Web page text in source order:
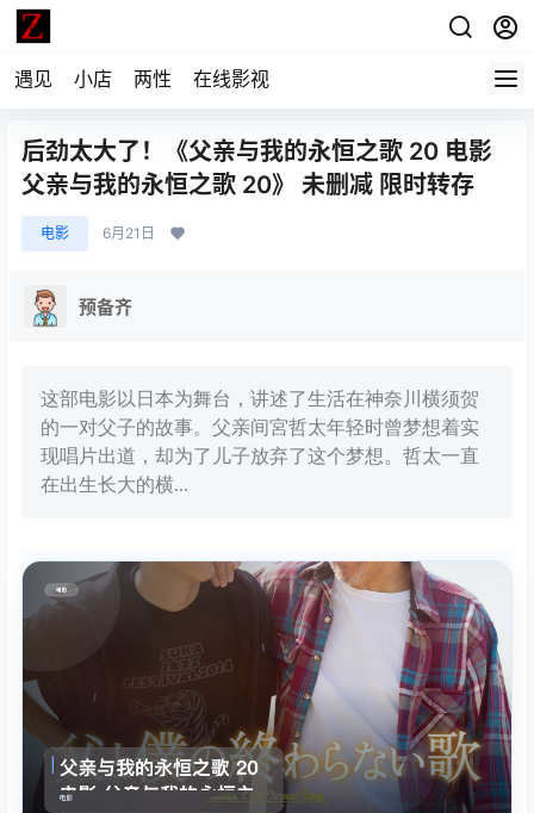
遇见 小店 两性 在线影视
后劲太大了！《父亲与我的永恒之歌 20 电影
父亲与我的永恒之歌 20》 未删减 限时转存
电影 6月21日
预备齐
这部电影以日本为舞台，讲述了生活在神奈川横须贺
的一对父子的故事。父亲间宮哲太年轻时曾梦想着实
现唱片出道，却为了儿子放弃了这个梦想。哲太一直
在出生长大的横...